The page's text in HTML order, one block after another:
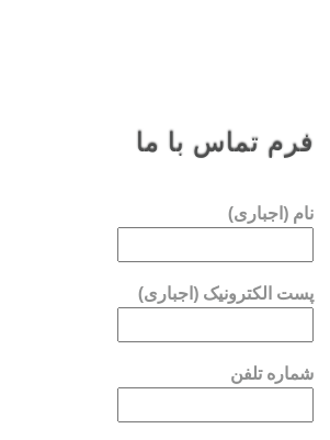
فرم تماس با ما
نام (اجباری)
پست الکترونیک (اجباری)
شماره تلفن